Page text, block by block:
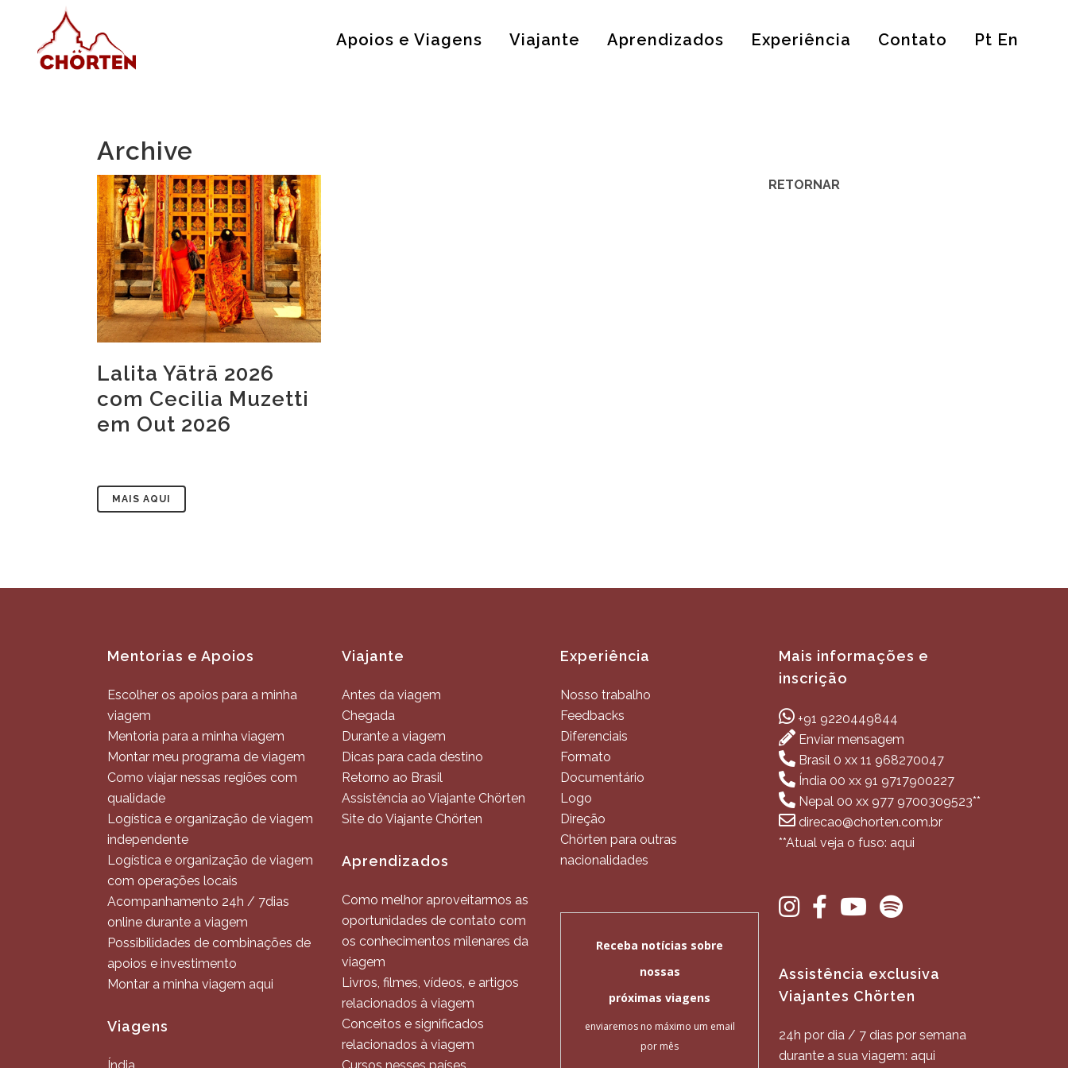
Apoios e Viagens Viajante Aprendizados Experiência Contato Pt En
Archive
Lalita Yātrā 2026
com Cecilia Muzetti
em Out 2026
MAIS AQUI
RETORNAR
Mentorias e Apoios
Escolher os apoios para a minha
viagem
Mentoria para a minha viagem
Montar meu programa de viagem
Como viajar nessas regiões com
qualidade
Logística e organização de viagem
independente
Logística e organização de viagem
com operações locais
Acompanhamento 24h / 7dias
online durante a viagem
Possibilidades de combinações de
apoios e investimento
Montar a minha viagem aqui
Viagens
Viajante
Antes da viagem
Chegada
Durante a viagem
Dicas para cada destino
Retorno ao Brasil
Assistência ao Viajante Chörten
Site do Viajante Chörten
Aprendizados
Como melhor aproveitarmos as
oportunidades de contato com
os conhecimentos milenares da
viagem
Livros, filmes, vídeos, e artigos
relacionados à viagem
Conceitos e significados
relacionados à viagem
Experiência
Nosso trabalho
Feedbacks
Diferenciais
Formato
Documentário
Logo
Direção
Chörten para outras
nacionalidades
Mais informações e
inscrição
+91 9220449844
Enviar mensagem
Brasil 0 xx 11 968270047
Índia 00 xx 91 9717900227
Nepal 00 xx 977 9700309523**
direcao@chorten.com.br
**Atual veja o fuso: aqui
Assistência exclusiva
Viajantes Chörten
24h por dia / 7 dias por semana
durante a sua viagem: aqui